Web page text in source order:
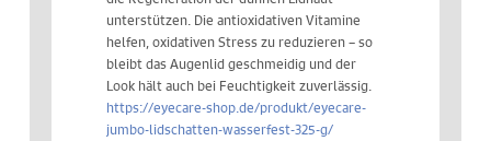
unterstützen. Die antioxidativen Vitamine
helfen, oxidativen Stress zu reduzieren – so
bleibt das Augenlid geschmeidig und der
Look hält auch bei Feuchtigkeit zuverlässig.
https://eyecare-shop.de/produkt/eyecare-
jumbo-lidschatten-wasserfest-325-g/